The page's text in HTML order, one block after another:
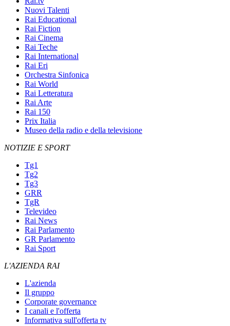
Nuovi Talenti
Rai Educational
Rai Fiction
Rai Cinema
Rai Teche
Rai International
Rai Eri
Orchestra Sinfonica
Rai World
Rai Letteratura
Rai Arte
Rai 150
Prix Italia
Museo della radio e della televisione
NOTIZIE E SPORT
Tg1
Tg2
Tg3
GRR
TgR
Televideo
Rai News
Rai Parlamento
GR Parlamento
Rai Sport
L'AZIENDA RAI
L'azienda
Il gruppo
Corporate governance
I canali e l'offerta
Informativa sull'offerta tv